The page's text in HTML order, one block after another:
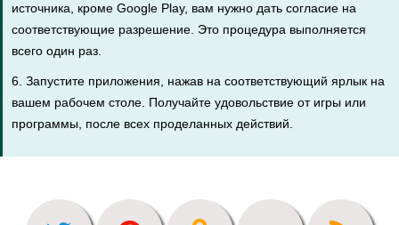
источника, кроме Google Play, вам нужно дать согласие на
соответствующие разрешение. Это процедура выполняется
всего один раз.
6. Запустите приложения, нажав на соответствующий ярлык на
вашем рабочем столе. Получайте удовольствие от игры или
программы, после всех проделанных действий.